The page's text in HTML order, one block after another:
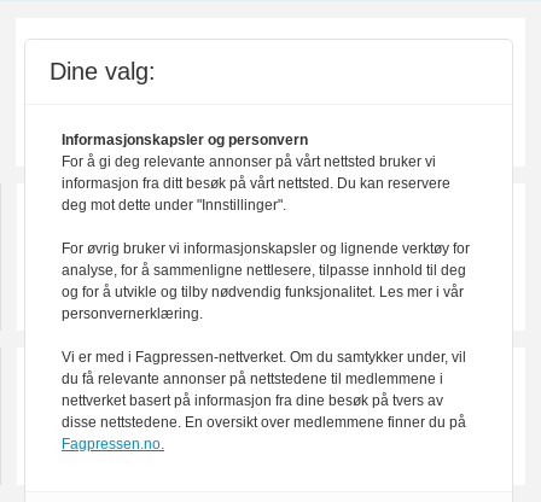
Dine valg:
Informasjonskapsler og personvern
For å gi deg relevante annonser på vårt nettsted bruker vi
informasjon fra ditt besøk på vårt nettsted. Du kan reservere
deg mot dette under "Innstillinger".
For øvrig bruker vi informasjonskapsler og lignende verktøy for
analyse, for å sammenligne nettlesere, tilpasse innhold til deg
og for å utvikle og tilby nødvendig funksjonalitet. Les mer i vår
personvernerklæring.
Vi er med i Fagpressen-nettverket. Om du samtykker under, vil
du få relevante annonser på nettstedene til medlemmene i
nettverket basert på informasjon fra dine besøk på tvers av
disse nettstedene. En oversikt over medlemmene finner du på
Fagpressen.no.